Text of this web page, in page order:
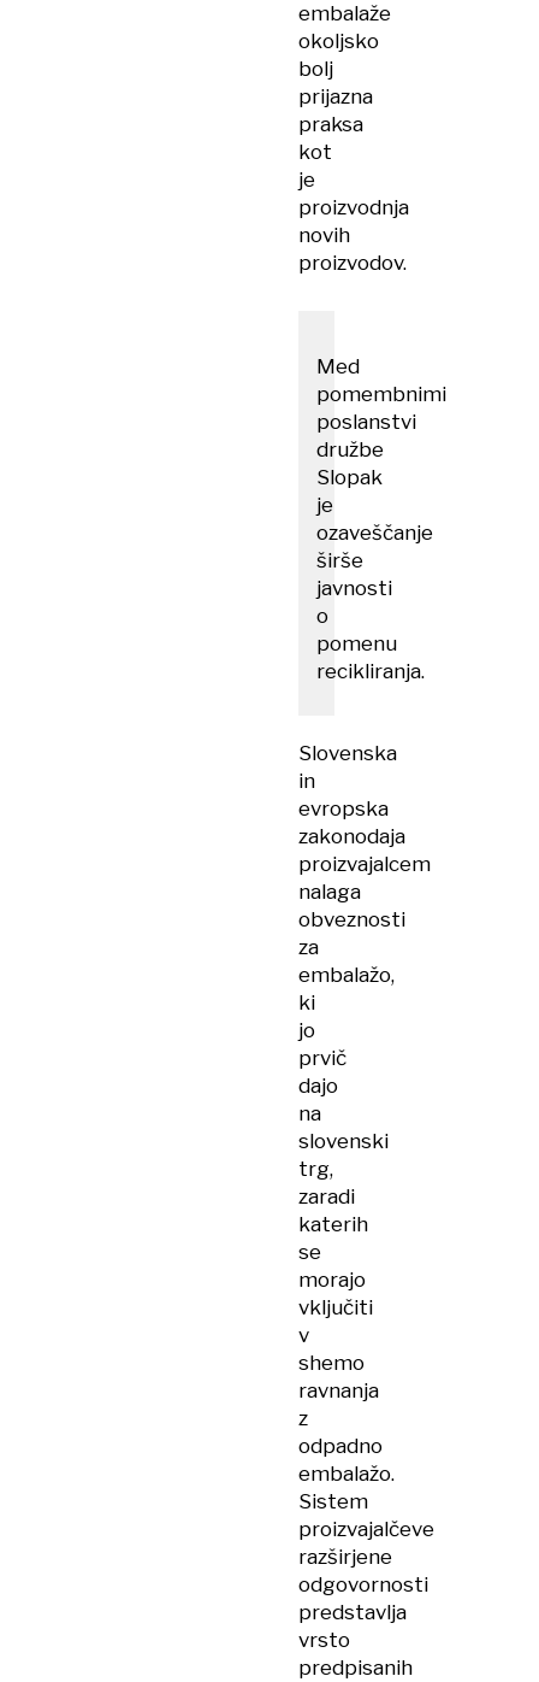
embalaže
okoljsko
bolj
prijazna
praksa
kot
je
proizvodnja
novih
proizvodov.
Med
pomembnimi
poslanstvi
družbe
Slopak
je
ozaveščanje
širše
javnosti
o
pomenu
recikliranja.
Slovenska
in
evropska
zakonodaja
proizvajalcem
nalaga
obveznosti
za
embalažo,
ki
jo
prvič
dajo
na
slovenski
trg,
zaradi
katerih
se
morajo
vključiti
v
shemo
ravnanja
z
odpadno
embalažo.
Sistem
proizvajalčeve
razširjene
odgovornosti
predstavlja
vrsto
predpisanih